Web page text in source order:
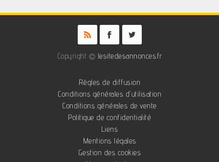
Copyright © lesitedesannonces.fr
Règles de diffusion
Conditions générales d'utilisation
Conditions générales de vente
Politique de confidentialité
Liens
Mentions légales
Gestion des cookies